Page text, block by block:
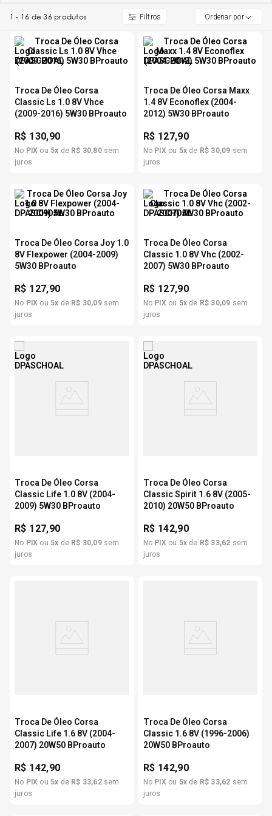
1 - 16 de36 produtos Ordenar por
Troca De Óleo Corsa
Classic Ls 1.0 8V Vhce
(2009-2016) 5W30 BProauto
R$ 130,90
No PIX ou 5x de R$ 30,80sem
juros
Troca De Óleo Corsa Maxx
1.4 8V Econoflex (2004-
2012) 5W30 BProauto
R$ 127,90
No PIX ou 5xde R$ 30,09 sem
juros
Troca De Óleo Corsa Joy 1.0
8V Flexpower (2004-2009)
5W30 BProauto
R$ 127,90
No PIX ou 5x de R$ 30,09sem
juros
Troca De Óleo Corsa
Classic 1.0 8V Vhc (2002-
2007) 5W30 BProauto
R$ 127,90
No PIX ou 5xde R$ 30,09 sem
juros
Troca De Óleo Corsa
Classic Life 1.0 8V (2004-
2009) 5W30 BProauto
R$ 127,90
No PIX ou 5x de R$ 30,09sem
juros
Troca De Óleo Corsa
Classic Spirit 1.6 8V (2005-
2010) 20W50 BProauto
R$ 142,90
No PIX ou 5xde R$ 33,62 sem
juros
Troca De Óleo Corsa
Classic Life 1.6 8V (2004-
2007) 20W50 BProauto
R$ 142,90
No PIX ou 5x de R$ 33,62sem
juros
Troca De Óleo Corsa
Classic 1.6 8V (1996-2006)
20W50 BProauto
R$ 142,90
No PIX ou 5xde R$ 33,62 sem
juros
5º Kit 4 Pneu Xbri Aro 13
6º 175 70r14
7º 185 65r15
10º Pneu